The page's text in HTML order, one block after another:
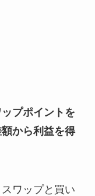
プポイントを
から利益を得
ワップと買い